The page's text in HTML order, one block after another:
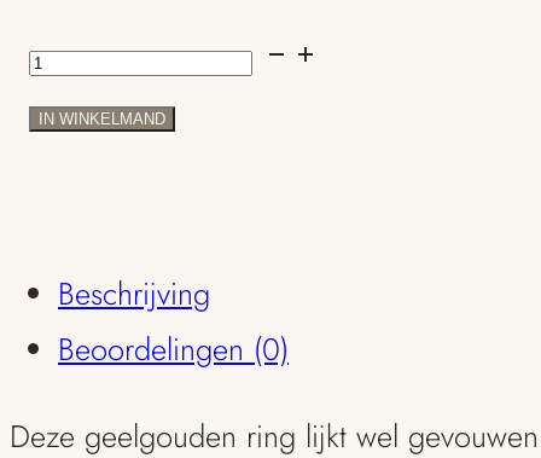
Tera
-
ring
aantal
IN WINKELMAND
Beschrijving
Beoordelingen (0)
Deze geelgouden ring lijkt wel